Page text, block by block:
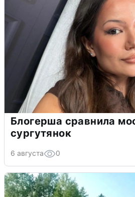
Блогерша сравнила
сургутянок
6 августа 0